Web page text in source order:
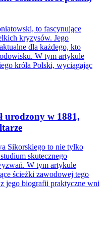
to fascynujące
kryzysów. Jego
dla każdego, kto
W tym artykule
króla Polski, wyciągając
urodzony w 1881,
Sikorskiego to nie tylko
skutecznego
W tym artykule
ścieżki zawodowej tego
jego biografii praktyczne wni